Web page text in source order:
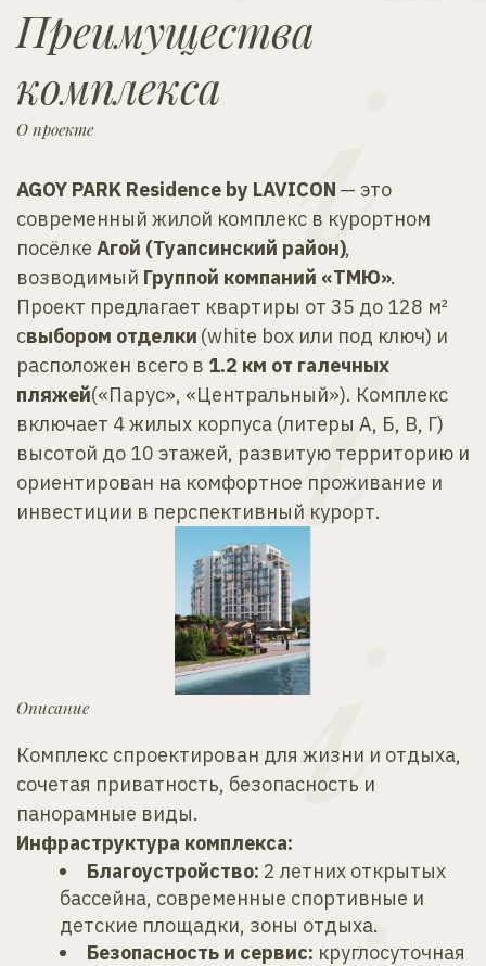
Преимущества
комплекса
О проекте
AGOY PARK Residence by LAVICON — это
современный жилой комплекс в курортном
посёлке Агой (Туапсинский район),
возводимый Группой компаний «ТМЮ».
Проект предлагает квартиры от 35 до 128 м²
свыбором отделки (white box или под ключ) и
расположен всего в 1.2 км от галечных
пляжей(«Парус», «Центральный»). Комплекс
включает 4 жилых корпуса (литеры А, Б, В, Г)
высотой до 10 этажей, развитую территорию и
ориентирован на комфортное проживание и
инвестиции в перспективный курорт.
Описание
Комплекс спроектирован для жизни и отдыха,
сочетая приватность, безопасность и
панорамные виды.
Инфраструктура комплекса:
Благоустройство: 2 летних открытых
бассейна, современные спортивные и
детские площадки, зоны отдыха.
Безопасность и сервис: круглосуточная